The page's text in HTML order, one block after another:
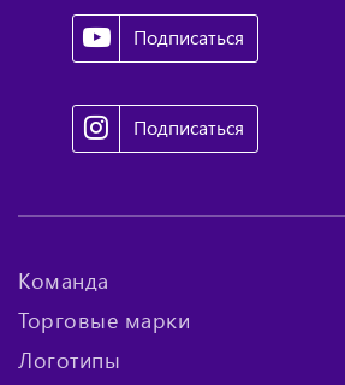
Подписаться
Подписаться
Команда
Торговые марки
Логотипы